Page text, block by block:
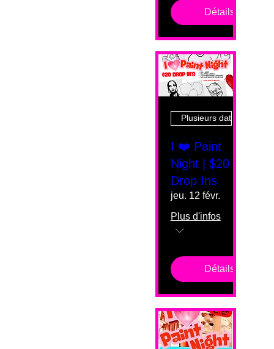
Détails
Plusieurs dates
I ❤️ Paint
Night | $20
Drop Ins
jeu. 12 févr.
Plus d'infos
Détails